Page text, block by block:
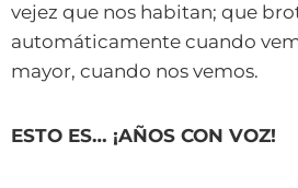
vejez que nos habitan; que
automáticamente cuando
mayor, cuando nos vemos.
ESTO ES… ¡AÑOS CON VOZ!